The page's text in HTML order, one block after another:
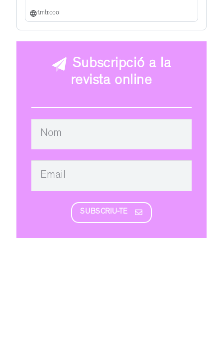
f.mtr.cool
Subscripció a la
revista online
SUBSCRIU-TE